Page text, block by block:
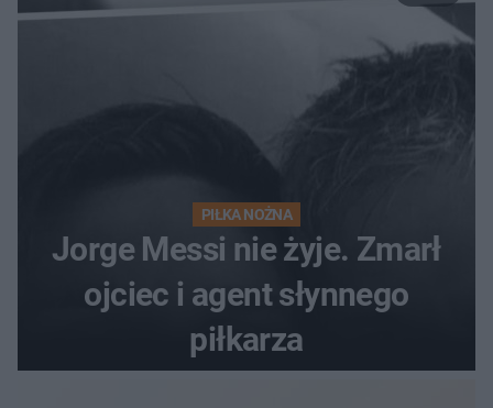
PIŁKA NOŻNA
Jorge Messi nie żyje. Zmarł
ojciec i agent słynnego
piłkarza